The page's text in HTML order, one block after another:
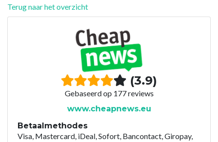
Terug naar het overzicht
(3.9)
Gebaseerd op 177 reviews
www.cheapnews.eu
Betaalmethodes
Visa, Mastercard, iDeal, Sofort, Bancontact, Giropay,